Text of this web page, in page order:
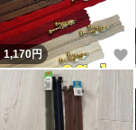
1,170円